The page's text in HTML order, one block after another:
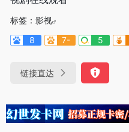
标签： 影视
8
7- 5
链接直达